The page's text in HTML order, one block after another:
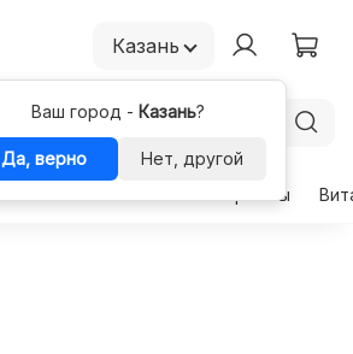
Казань
Ваш город - Казань?
Да, верно
Нет, другой
Гормоны